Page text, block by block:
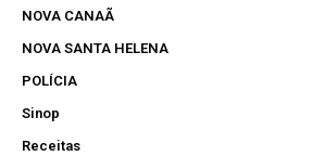
NOVA CANAÃ
NOVA SANTA HELENA
POLÍCIA
Sinop
Receitas